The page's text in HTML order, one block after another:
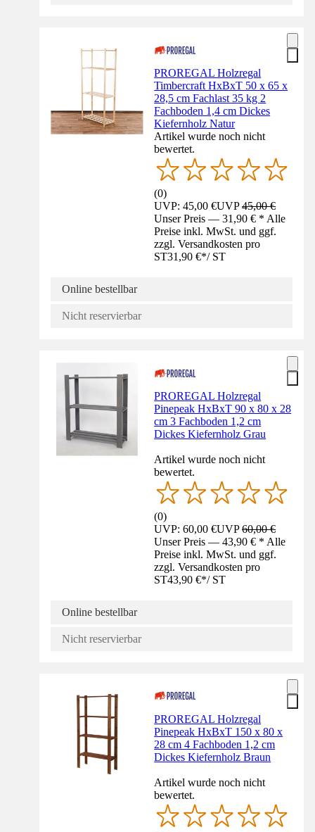
PROREGAL Holzregal
Timbercraft HxBxT 50 x 65 x
28,5 cm Fachlast 35 kg 2
Fachboden 1,4 cm Dickes
Kiefernholz Natur
Artikel wurde noch nicht
bewertet.
(0)
UVP: 45,00 €UVP45,00 €
Unser Preis — 31,90 € * Alle
Preise inkl. MwSt. und ggf.
zzgl. Versandkosten pro
ST31,90 €*/ ST
Online bestellbar
Nicht reservierbar
PROREGAL Holzregal
Pinepeak HxBxT 90 x 80 x 28
cm 3 Fachboden 1,2 cm
Dickes Kiefernholz Grau
Artikel wurde noch nicht
bewertet.
(0)
UVP: 60,00 €UVP60,00 €
Unser Preis — 43,90 € * Alle
Preise inkl. MwSt. und ggf.
zzgl. Versandkosten pro
ST43,90 €*/ ST
Online bestellbar
Nicht reservierbar
PROREGAL Holzregal
Pinepeak HxBxT 150 x 80 x
28 cm 4 Fachboden 1,2 cm
Dickes Kiefernholz Braun
Artikel wurde noch nicht
bewertet.